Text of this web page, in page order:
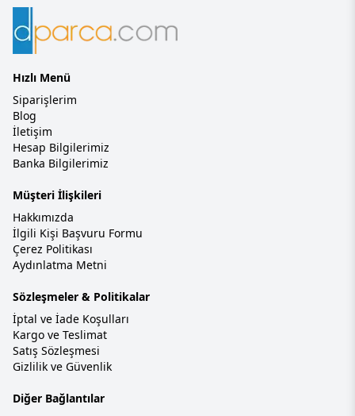
Hızlı Menü
Siparişlerim
Blog
İletişim
Hesap Bilgilerimiz
Banka Bilgilerimiz
Müşteri İlişkileri
Hakkımızda
İlgili Kişi Başvuru Formu
Çerez Politikası
Aydınlatma Metni
Sözleşmeler & Politikalar
İptal ve İade Koşulları
Kargo ve Teslimat
Satış Sözleşmesi
Gizlilik ve Güvenlik
Diğer Bağlantılar